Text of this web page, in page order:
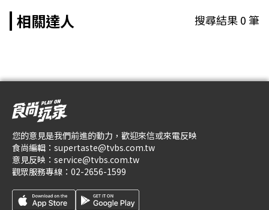
相關達人 搜尋結果0筆
您的意見是我們前進的動力，歡迎來信或來電反映
食尚編輯： supertaste@tvbs.com.tw
意見反映： service@tvbs.com.tw
觀眾服務專線： 02-2656-1599